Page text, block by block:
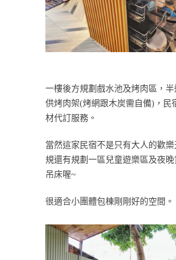
一樓後方規劃戲水池及烤肉區，
供烤肉架(烤網跟木炭需自備)，民
材代訂服務。
當然這家民宿不是只有大人的歡
規還有規劃一區兒童遊樂區及夜
吊床喔~
很適合小團體包棟剛剛好的空間。